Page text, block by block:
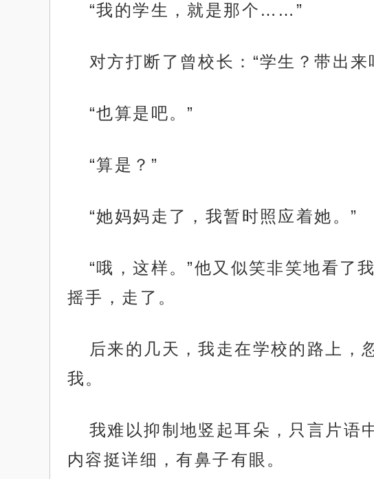
“我的学生，就是那个……”
对方打断了曾校长：“学生？带出
“也算是吧。”
“算是？”
“她妈妈走了，我暂时照应着她。”
“哦，这样。”他又似笑非笑地看了
摇手，走了。
后来的几天，我走在学校的路上，
我。
我难以抑制地竖起耳朵，只言片语
内容挺详细，有鼻子有眼。